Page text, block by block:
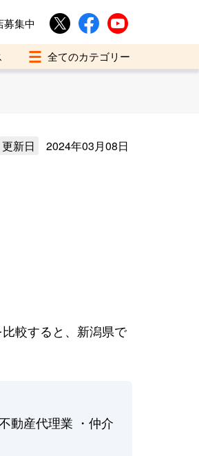
募集中
更新日 2024年03月08日
較すると、新潟県で
動産代理業 ・仲介